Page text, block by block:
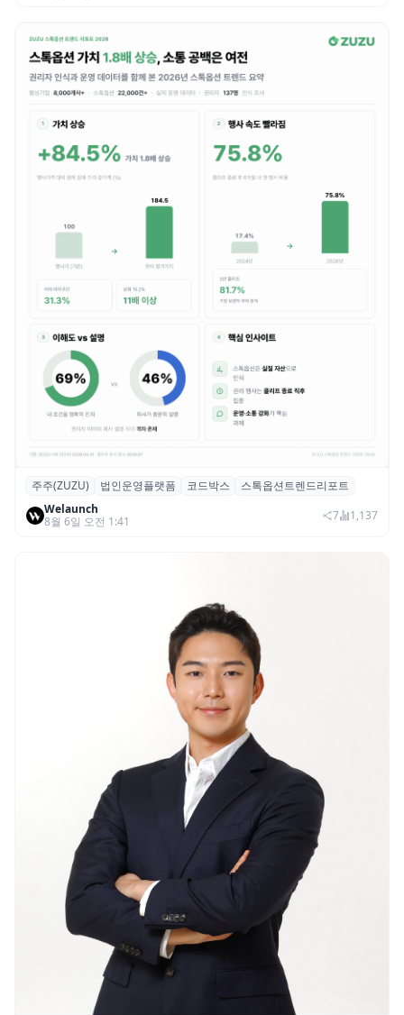
스톡옵션 취소율 2년 만에 18.2%→31.3%…
권리 발생 즉시 행사 비중도 급증
주주(ZUZU) 법인운영플랫폼 코드박스
스톡옵션트렌드리포트
Welaunch
8월 6일 오전 1:41
7 1,137